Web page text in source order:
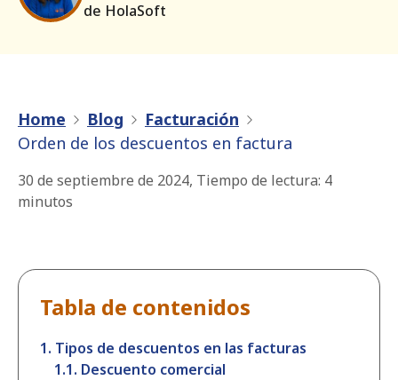
de HolaSoft
Home Blog
Facturación
Orden de los descuentos en factura
30 de septiembre de 2024, Tiempo de lectura: 4
minutos
Tabla de contenidos
1. Tipos de descuentos en las facturas
1.1. Descuento comercial